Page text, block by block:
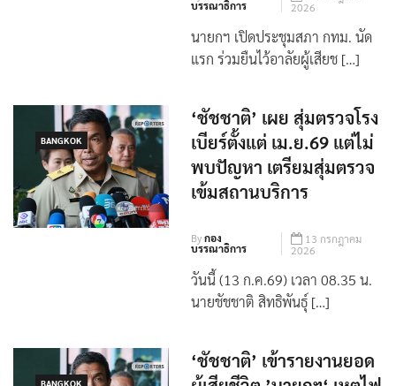
Byกอง
บรรณาธิการ
13 กรกฎาคม
2026
นายกฯ เปิดประชุมสภา กทม. นัด
BANGKOK
‘ชัชชาติ’ เผย สุ่มตรวจโรง
เบียร์ตั้งแต่ เม.ย.69 แต่ไม่
พบปัญหา เตรียมสุ่มตรวจ
เข้มสถานบริการ
Byกอง
บรรณาธิการ
13 กรกฎาคม
2026
วันนี้ (13 ก.ค.69) เวลา 08.35 น.